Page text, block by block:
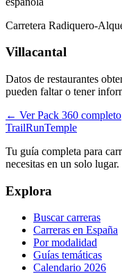
Carretera Radiquero-
Villacantal
Datos de restaurantes
pueden faltar o tener
← Ver Pack 360 completo
TrailRunTemple
Tu guía completa para
necesitas en un solo lugar.
Explora
Buscar carreras
Carreras en España
Por modalidad
Guías temáticas
Calendario 2026